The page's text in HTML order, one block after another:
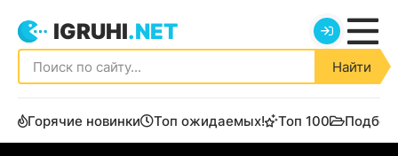
IGRUHI.NET
Найти
Горячие новинки Топ ожидаемых! Топ 100